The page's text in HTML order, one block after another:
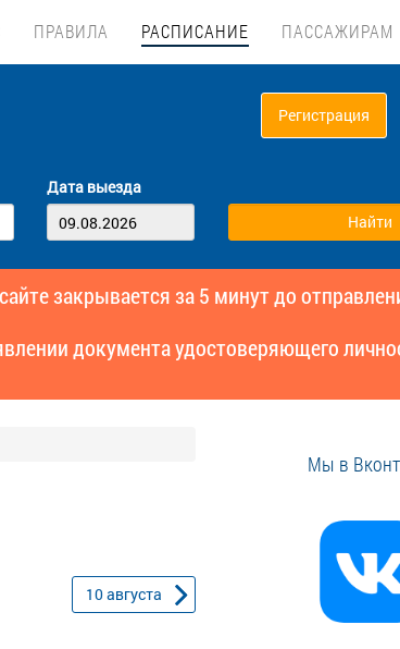
ПРАВИЛА РАСПИСАНИЕ ПАССАЖИРАМ
Регистрация
Дата выезда
закрывается за 5 минут до
документа удостоверяющего
10августа
Мы в